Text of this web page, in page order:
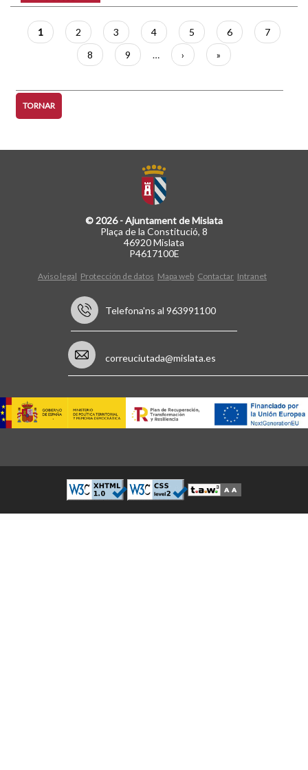
Paginació
Pàgina
actual
1 Pàgina
2 Pàgina
3 Pàgina
4 Pàgina
5 Pàgina
6 Pàgina
7
Pàgina
8 Pàgina
9 …
Pàgina
següent
›
Última
pàgina
»
TORNAR
© 2026 - Ajuntament de Mislata
Plaça de la Constitució, 8
46920 Mislata
P4617100E
Aviso legal Protección de datos Mapa web Contactar Intranet
Telefona'ns al 963991100
correuciutada@mislata.es